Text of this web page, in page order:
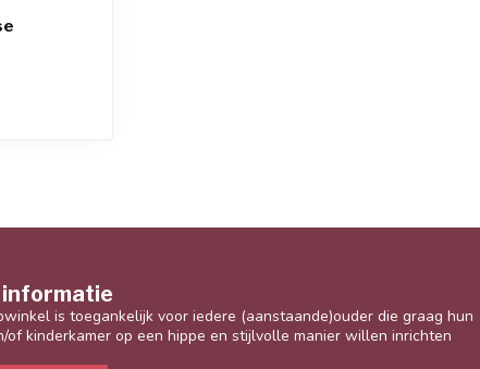
is toegankelijk voor iedere (aanstaande)ouder die graag hun
of kinderkamer op een hippe en stijlvolle manier willen inrichten